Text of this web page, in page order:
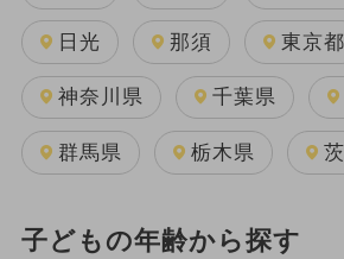
日光 那須 東京都
神奈川県 千葉県
群馬県 栃木県
子どもの年齢から探す